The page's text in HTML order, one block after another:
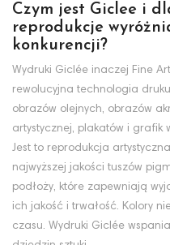
Czym jest Giclee i
reprodukcje
konkurencji?
Wydruki Giclée inaczej Fine
rewolucyjna technologia
obrazów olejnych, obrazów
artystycznej, plakatów i grafik
Jest to reprodukcja
najwyższej jakości tuszów
podłoży, które zapewniają
ich jakość i trwałość. Kolory
czasu. Wydruki Giclée